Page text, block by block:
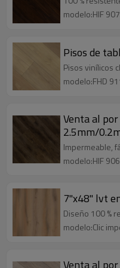
modelo:HIF
Pisos de
Pisos vinílicos
modelo:FHD
Venta al
2.5mm/
Impermeable,
modelo:HIF
7"x48" lvt
Diseño 100 %
modelo:Clic
Venta al